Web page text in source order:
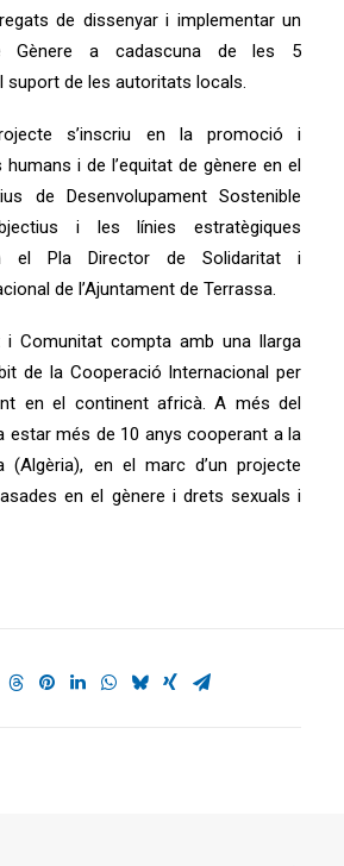
de dissenyar i implementar un
Gènere a cadascuna de les 5
suport de les autoritats locals.
s’inscriu en la promoció i
i de l’equitat de gènere en el
de Desenvolupament Sostenible
i les línies estratègiques
el Pla Director de Solidaritat i
de l’Ajuntament de Terrassa.
i Comunitat compta amb una llarga
de la Cooperació Internacional per
en el continent africà. A més del
estar més de 10 anys cooperant a la
(Algèria), en el marc d’un projecte
en el gènere i drets sexuals i